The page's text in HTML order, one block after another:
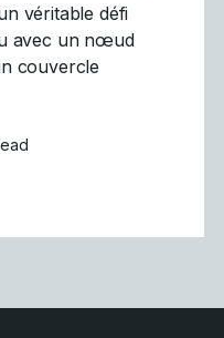
véritable défi
avec un nœud
couvercle
relevé :